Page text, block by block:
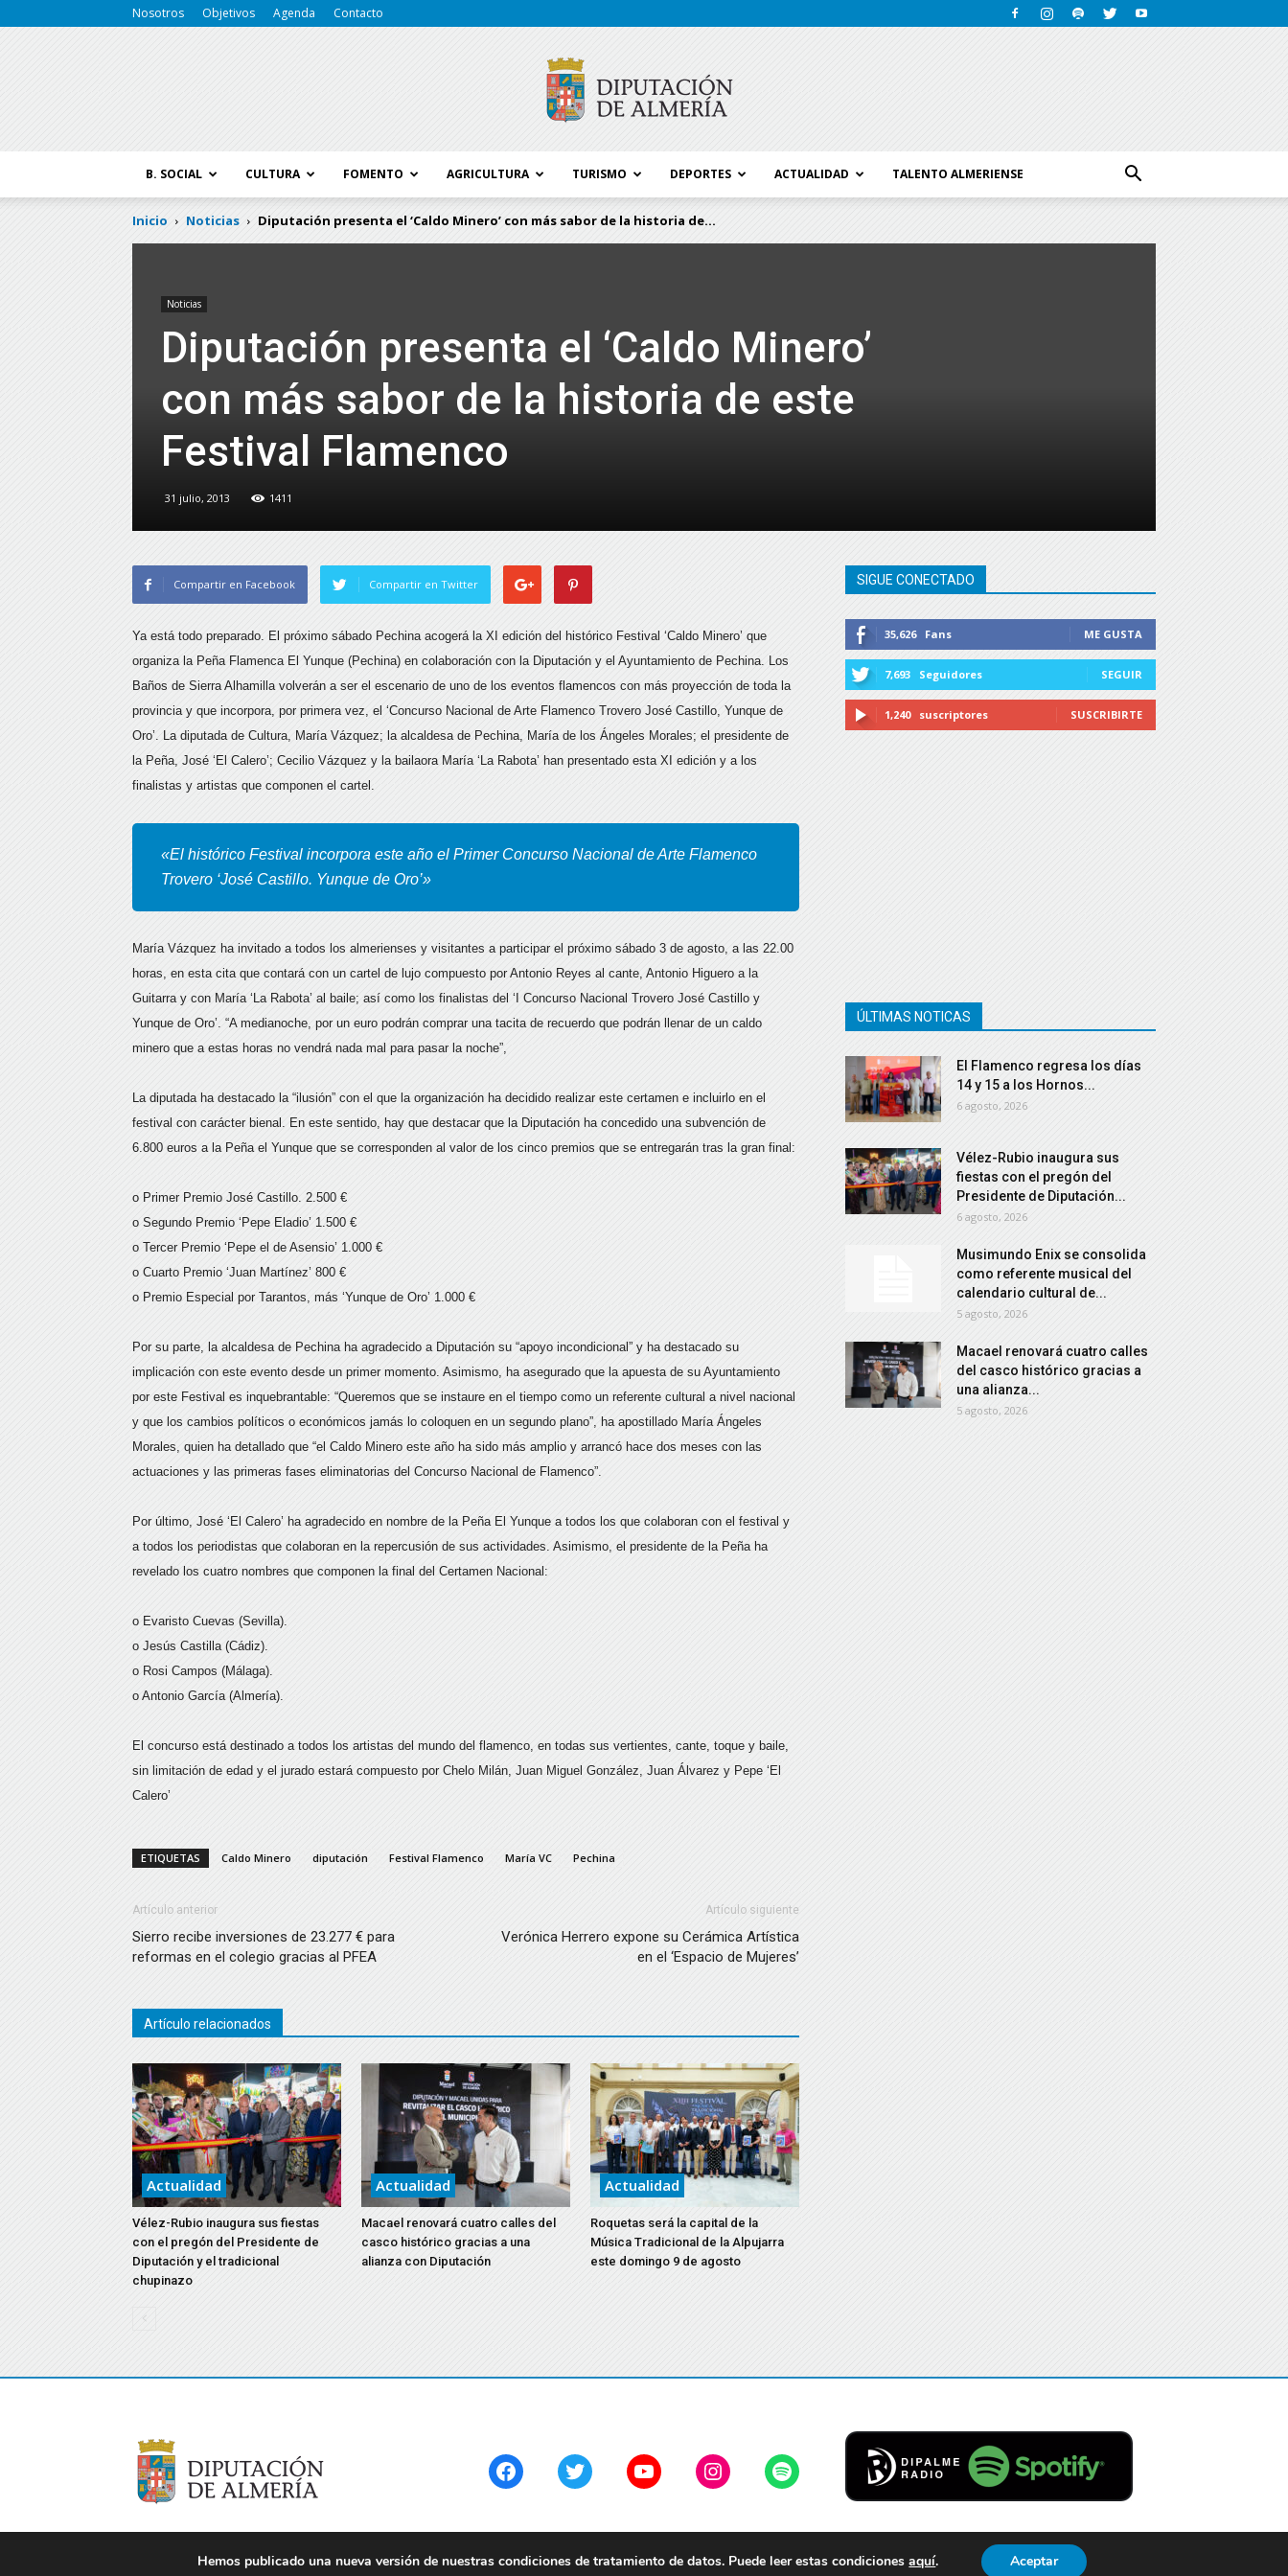
Nosotros Objetivos Agenda Contacto
B. SOCIAL CULTURA FOMENTO AGRICULTURA TURISMO DEPORTES ACTUALIDAD TALENTO ALMERIENSE
Inicio Noticias Diputación presenta el ‘Caldo Minero’ con más sabor de la historia de...
Noticias
Diputación presenta el ‘Caldo Minero’
con más sabor de la historia de este
Festival Flamenco
31 julio, 2013 1411
Compartir en Facebook Compartir en Twitter
Ya está todo preparado. El próximo sábado Pechina acogerá la XI edición del histórico Festival ‘Caldo Minero’ que
organiza la Peña Flamenca El Yunque (Pechina) en colaboración con la Diputación y el Ayuntamiento de Pechina. Los
Baños de Sierra Alhamilla volverán a ser el escenario de uno de los eventos flamencos con más proyección de toda la
provincia y que incorpora, por primera vez, el ‘Concurso Nacional de Arte Flamenco Trovero José Castillo, Yunque de
Oro’. La diputada de Cultura, María Vázquez; la alcaldesa de Pechina, María de los Ángeles Morales; el presidente de
la Peña, José ‘El Calero’; Cecilio Vázquez y la bailaora María ‘La Rabota’ han presentado esta XI edición y a los
finalistas y artistas que componen el cartel.
«El histórico Festival incorpora este año el Primer Concurso Nacional de Arte Flamenco
Trovero ‘José Castillo. Yunque de Oro’»
María Vázquez ha invitado a todos los almerienses y visitantes a participar el próximo sábado 3 de agosto, a las 22.00
horas, en esta cita que contará con un cartel de lujo compuesto por Antonio Reyes al cante, Antonio Higuero a la
Guitarra y con María ‘La Rabota’ al baile; así como los finalistas del ‘I Concurso Nacional Trovero José Castillo y
Yunque de Oro’. “A medianoche, por un euro podrán comprar una tacita de recuerdo que podrán llenar de un caldo
minero que a estas horas no vendrá nada mal para pasar la noche”,
La diputada ha destacado la “ilusión” con el que la organización ha decidido realizar este certamen e incluirlo en el
festival con carácter bienal. En este sentido, hay que destacar que la Diputación ha concedido una subvención de
6.800 euros a la Peña el Yunque que se corresponden al valor de los cinco premios que se entregarán tras la gran final:
o Primer Premio José Castillo. 2.500 €
o Segundo Premio ‘Pepe Eladio’ 1.500 €
o Tercer Premio ‘Pepe el de Asensio’ 1.000 €
o Cuarto Premio ‘Juan Martínez’ 800 €
o Premio Especial por Tarantos, más ‘Yunque de Oro’ 1.000 €
Por su parte, la alcaldesa de Pechina ha agradecido a Diputación su “apoyo incondicional” y ha destacado su
implicación con este evento desde un primer momento. Asimismo, ha asegurado que la apuesta de su Ayuntamiento
por este Festival es inquebrantable: “Queremos que se instaure en el tiempo como un referente cultural a nivel nacional
y que los cambios políticos o económicos jamás lo coloquen en un segundo plano”, ha apostillado María Ángeles
Morales, quien ha detallado que “el Caldo Minero este año ha sido más amplio y arrancó hace dos meses con las
actuaciones y las primeras fases eliminatorias del Concurso Nacional de Flamenco”.
Por último, José ‘El Calero’ ha agradecido en nombre de la Peña El Yunque a todos los que colaboran con el festival y
a todos los periodistas que colaboran en la repercusión de sus actividades. Asimismo, el presidente de la Peña ha
revelado los cuatro nombres que componen la final del Certamen Nacional:
o Evaristo Cuevas (Sevilla).
o Jesús Castilla (Cádiz).
o Rosi Campos (Málaga).
o Antonio García (Almería).
El concurso está destinado a todos los artistas del mundo del flamenco, en todas sus vertientes, cante, toque y baile,
sin limitación de edad y el jurado estará compuesto por Chelo Milán, Juan Miguel González, Juan Álvarez y Pepe ‘El
Calero’
ETIQUETAS Caldo Minero diputación Festival Flamenco María VC Pechina
Artículo anterior
Sierro recibe inversiones de 23.277 € para
reformas en el colegio gracias al PFEA
Artículo siguiente
Verónica Herrero expone su Cerámica Artística
en el ‘Espacio de Mujeres’
Artículo relacionados
Actualidad
Vélez-Rubio inaugura sus fiestas
con el pregón del Presidente de
Diputación y el tradicional
chupinazo
Actualidad
Macael renovará cuatro calles del
casco histórico gracias a una
alianza con Diputación
Actualidad
Roquetas será la capital de la
Música Tradicional de la Alpujarra
este domingo 9 de agosto
SIGUE CONECTADO
35,626 Fans ME GUSTA
7,693 Seguidores SEGUIR
1,240 suscriptores SUSCRIBIRTE
ÚLTIMAS NOTICAS
El Flamenco regresa los días
14 y 15 a los Hornos...
6 agosto, 2026
Vélez-Rubio inaugura sus
fiestas con el pregón del
Presidente de Diputación...
6 agosto, 2026
Musimundo Enix se consolida
como referente musical del
calendario cultural de...
5 agosto, 2026
Macael renovará cuatro calles
del casco histórico gracias a
una alianza...
5 agosto, 2026
FacebookTwitterYouTubeInstagramSpotify
Hemos publicado una nueva versión de nuestras condiciones de tratamiento de datos. Puede leer estas condicionesaquí. Aceptar